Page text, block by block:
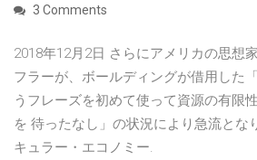
3 Comments
2018年12月2日 さらにアメリカの思想
フラーが、ボールディングが借用した
うフレーズを初めて使って資源の有限
を 待ったなし」の状況により急流とな
キュラー・エコノミー.